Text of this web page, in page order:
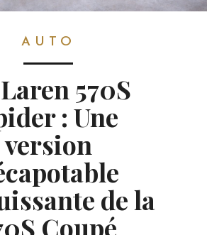
AUTO
570S
: Une
version
de la
Coupé